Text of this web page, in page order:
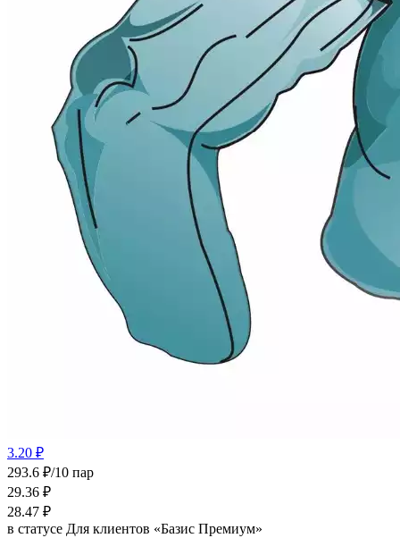
3.20 ₽
293.6 ₽/10 пар
29.36 ₽
28.47 ₽
в статусе Для клиентов «Базис Премиум»